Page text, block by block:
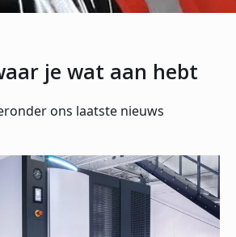
je wat aan hebt
ons laatste nieuws